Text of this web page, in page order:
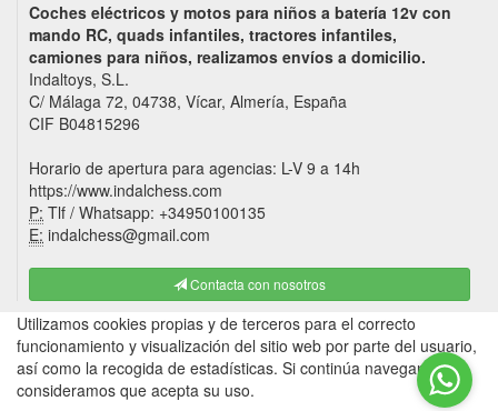
Coches eléctricos y motos para niños a batería 12v con
mando RC, quads infantiles, tractores infantiles,
camiones para niños, realizamos envíos a domicilio.
Indaltoys, S.L.
C/ Málaga 72, 04738, Vícar, Almería, España
CIF B04815296
Horario de apertura para agencias: L-V 9 a 14h
https://www.indalchess.com
P: Tlf / Whatsapp: +34950100135
E: indalchess@gmail.com
Contacta con nosotros
Utilizamos cookies propias y de terceros para el correcto
funcionamiento y visualización del sitio web por parte del usuario,
así como la recogida de estadísticas. Si continúa navegando,
consideramos que acepta su uso.